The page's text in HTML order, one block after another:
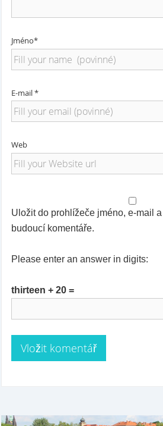
Jméno*
E-mail *
Web
Uložit do prohlížeče jméno, e-mail
budoucí komentáře.
Please enter an answer in digits:
thirteen + 20 =